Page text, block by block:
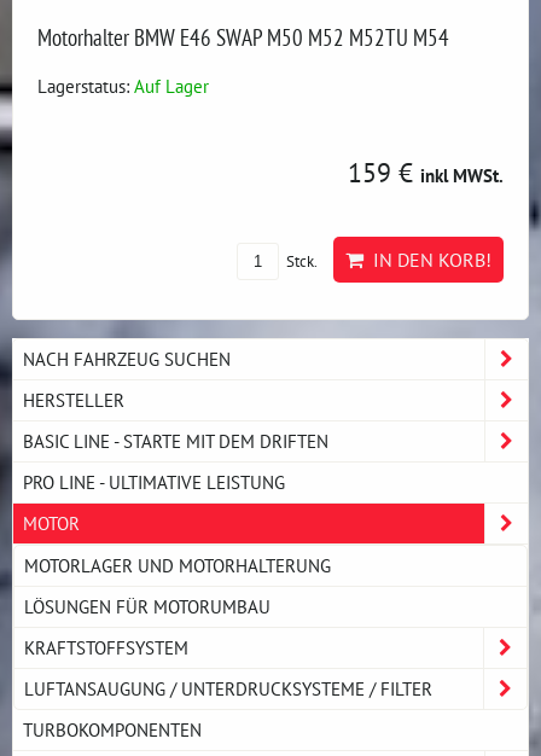
Motorhalter BMW E46 SWAP M50 M52 M52TU M54
Lagerstatus: Auf Lager
159 € inkl MWSt.
Stck. IN DEN KORB!
NACH FAHRZEUG SUCHEN
HERSTELLER
BASIC LINE - STARTE MIT DEM DRIFTEN
PRO LINE - ULTIMATIVE LEISTUNG
MOTOR
MOTORLAGER UND MOTORHALTERUNG
LÖSUNGEN FÜR MOTORUMBAU
KRAFTSTOFFSYSTEM
LUFTANSAUGUNG / UNTERDRUCKSYSTEME / FILTER
TURBOKOMPONENTEN